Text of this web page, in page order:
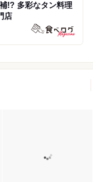
!? 多彩なタン料理
店